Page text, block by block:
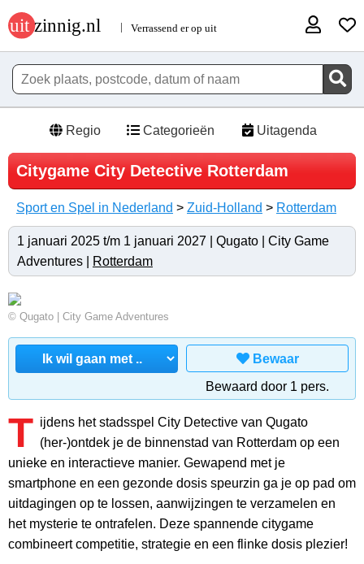
Regio Categorieën Uitagenda
Citygame City Detective Rotterdam
Sport en Spel in Nederland > Zuid-Holland > Rotterdam
1 januari 2025 t/m 1 januari 2027 | Qugato | City Game
Adventures |
Rotterdam
© Qugato | City Game Adventures
Bewaar
Bewaard door 1 pers.
T ijdens het stadsspel City Detective van Qugato
(her-)ontdek je de binnenstad van Rotterdam op een
unieke en interactieve manier. Gewapend met je
smartphone en een gezonde dosis speurzin ga je op pad om
uitdagingen op te lossen, aanwijzingen te verzamelen en
het mysterie te ontrafelen. Deze spannende citygame
combineert competitie, strategie en een flinke dosis plezier!